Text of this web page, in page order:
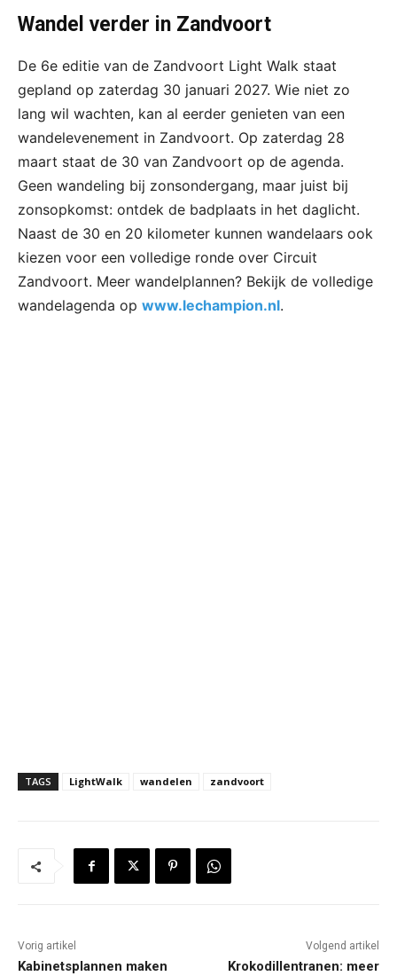
Wandel verder in Zandvoort
De 6e editie van de Zandvoort Light Walk staat
gepland op zaterdag 30 januari 2027. Wie niet zo
lang wil wachten, kan al eerder genieten van een
wandelevenement in Zandvoort. Op zaterdag 28
maart staat de 30 van Zandvoort op de agenda.
Geen wandeling bij zonsondergang, maar juist bij
zonsopkomst: ontdek de badplaats in het daglicht.
Naast de 30 en 20 kilometer kunnen wandelaars ook
kiezen voor een volledige ronde over Circuit
Zandvoort. Meer wandelplannen? Bekijk de volledige
wandelagenda op www.lechampion.nl.
TAGS LightWalk wandelen zandvoort
Vorig artikel
Kabinetsplannen maken
Volgend artikel
Krokodillentranen: meer